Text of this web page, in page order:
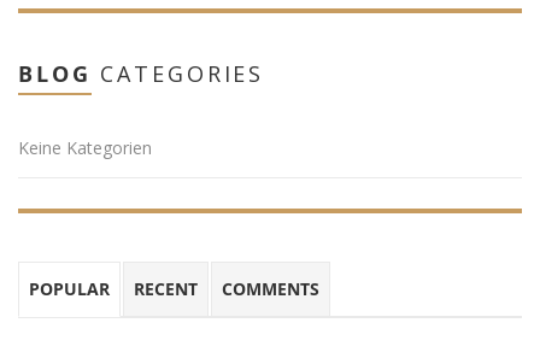
BLOG CATEGORIES
Keine Kategorien
POPULAR RECENT COMMENTS